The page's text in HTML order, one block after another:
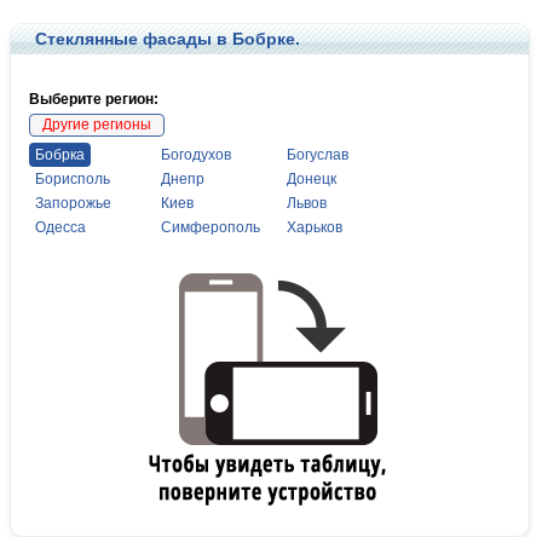
Стеклянные фасады в Бобрке.
Выберите регион:
Другие регионы
Бобрка
Богодухов
Богуслав
Борисполь
Днепр
Донецк
Запорожье
Киев
Львов
Одесса
Симферополь Харьков